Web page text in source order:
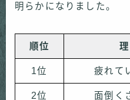
明らかになりました。
順位
1位 疲れて
2位 面倒く